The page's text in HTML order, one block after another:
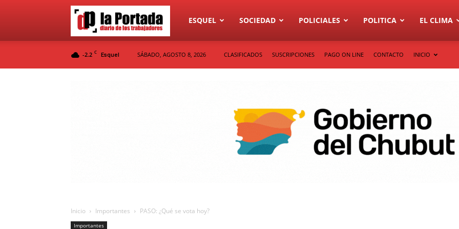
Diario
ESQUEL SOCIEDAD POLICIALES POLITICA EL CLIMA
-2.2 C Esquel SÁBADO, AGOSTO 8, 2026 CLASIFICADOS SUSCRIPCIONES PAGO ON LINE CONTACTO INICIO
Inicio Importantes PASO: ¿Qué se vota hoy?
Importantes